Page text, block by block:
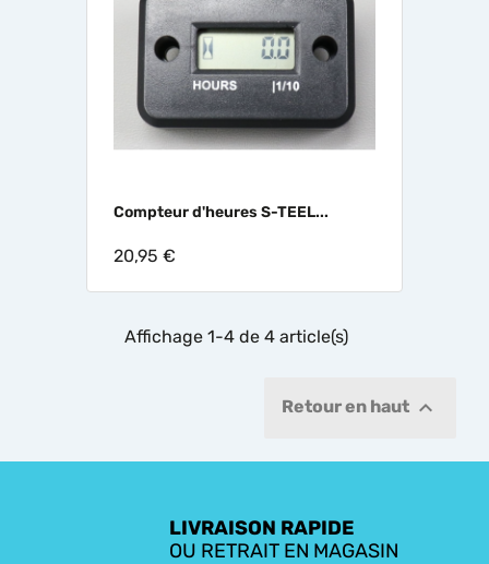
Compteur d'heures S-TEEL...
20,95 €
Affichage 1-4 de 4 article(s)
Retour en haut 
LIVRAISON RAPIDE
OU RETRAIT EN MAGASIN